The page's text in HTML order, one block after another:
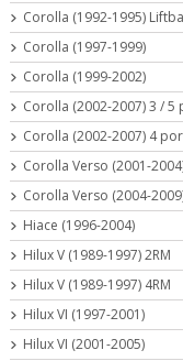
Corolla (1992-1995)
Corolla (1997-1999)
Corolla (1999-2002)
Corolla (2002-2007) 3 / 5
Corolla (2002-2007) 4
Corolla Verso (2001-
Corolla Verso (2004-
Hiace (1996-2004)
Hilux V (1989-1997) 2RM
Hilux V (1989-1997) 4RM
Hilux VI (1997-2001)
Hilux VI (2001-2005)